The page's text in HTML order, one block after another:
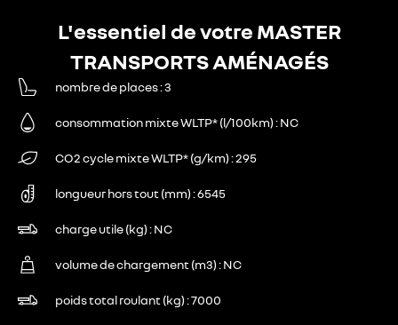
L'essentiel de votre MASTER
TRANSPORTS AMÉNAGÉS
nombre de places 3
consommation mixte WLTP* (l/100km) NC
CO2 cycle mixte WLTP* (g/km) 295
longueur hors tout (mm) 6545
charge utile (kg) NC
volume de chargement (m3) NC
poids total roulant (kg) 7000